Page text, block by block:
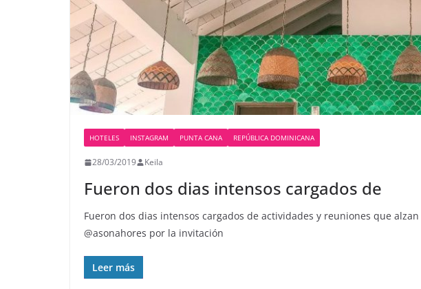
HOTELES INSTAGRAM PUNTA CANA REPÚBLICA DOMINICANA
28/03/2019 Keila
Fueron dos dias intensos cargados de
Fueron dos dias intensos cargados de actividades y reuniones que
@asonahores por la invitación
Leer más